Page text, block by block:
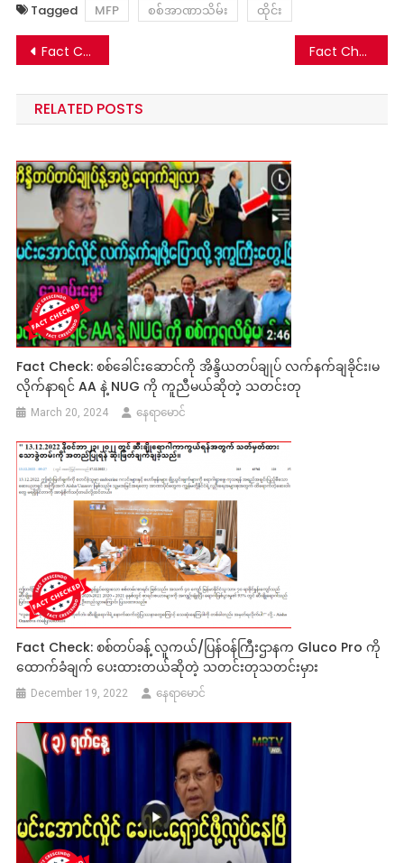
Tagged MFP စစ်အာဏာသိမ်း ထိုင်း
Post
navigation
Fact Check: အဆိုတော်ဗျူဟာ အဖမ်းခံရပြီးနောက် သေဆုံးမှုသတင်းမှား Fact Check: ‌ဒေါ်အောင်ဆန်းစုကြည်ပုံတွေ့ရင် သေဒဏ်လို့ စစ်ကောင်စီအမိန့်ထုတ်တဲ့ နားလည်မှုလွဲစေနိုင်တဲ့သတင်းတု
RELATED POSTS
Fact Check: စစ်ခေါင်းဆောင်ကို အိန္ဒိယတပ်ချုပ် လက်နက်ချခိုင်း၊မ
လိုက်နာရင် AA နဲ့ NUG ကို ကူညီမယ်ဆိုတဲ့ သတင်းတု
March 20, 2024 နေရာမောင်
Fact Check: စစ်တပ်ခန့် လူကယ်/ပြန်ဝန်ကြီးဌာနက Gluco Pro ကို
ထောက်ခံချက် ပေးထားတယ်ဆိုတဲ့ သတင်းတုသတင်းမှား
December 19, 2022 နေရာမောင်